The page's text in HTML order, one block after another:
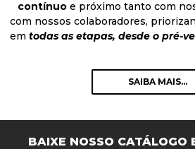
contínuo e próximo tanto com
com nossos colaboradores,
em todas as etapas, desde o pré-
SAIBA MAIS...
BAIXE NOSSO CATÁLOGO